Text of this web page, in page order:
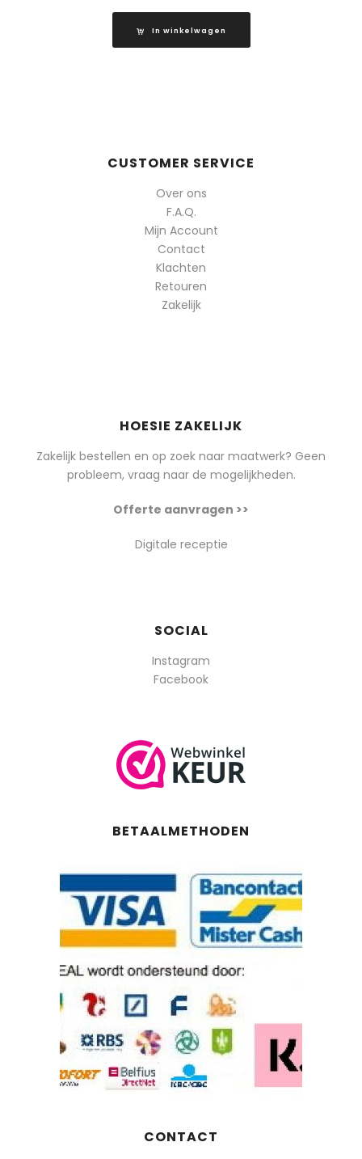
In winkelwagen
CUSTOMER SERVICE
Over ons
F.A.Q.
Mijn Account
Contact
Klachten
Retouren
Zakelijk
HOESIE ZAKELIJK
Zakelijk bestellen en op zoek naar maatwerk? Geen
probleem, vraag naar de mogelijkheden.
Offerte aanvragen >>
Digitale receptie
SOCIAL
Instagram
Facebook
BETAALMETHODEN
CONTACT